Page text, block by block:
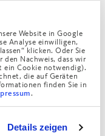
Website in Google
Analyse einwilligen,
klicken. Oder Sie
den Nachweis, dass wir
ein Cookie notwendig).
die auf Geräten
finden Sie in
.
Details zeigen
Pflegeheim